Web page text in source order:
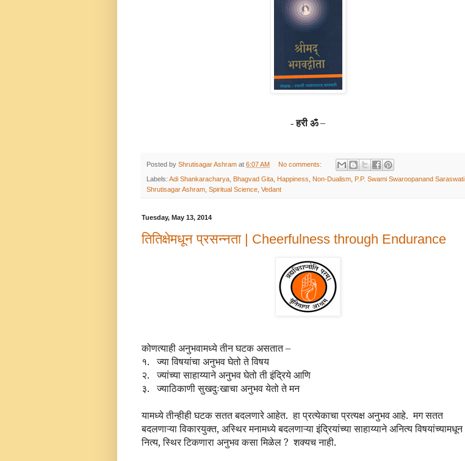
-हरी ॐ–
Posted by Shrutisagar Ashram at 6:07 AM No comments:
Labels: Adi Shankaracharya Bhagvad Gita Happiness Non-Dualism P.P. Swami Swaroopanand Saraswati
Shrutisagar Ashram Spiritual Science Vedant
Tuesday, May 13, 2014
तितिक्षेमधून प्रसन्नता | Cheerfulness through Endurance
कोणत्याही अनुभवामध्ये तीन घटक असतात –
१. ज्या विषयांचा अनुभव घेतो ते विषय
२. ज्यांच्या साहाय्याने अनुभव घेतो ती इंद्रिये आणि
३. ज्याठिकाणी सुखदुःखाचा अनुभव येतो ते मन
यामध्ये तीन्हीही घटक सतत बदलणारे आहेत. हा प्रत्येकाचा प्रत्यक्ष अनुभव आहे. मग सतत
बदलणाऱ्या विकारयुक्त, अस्थिर मनामध्ये बदलणाऱ्या इंद्रियांच्या साहाय्याने अनित्य विषयांच्यामधून
नित्य, स्थिर टिकणारा अनुभव कसा मिळेल ? शक्यच नाही.